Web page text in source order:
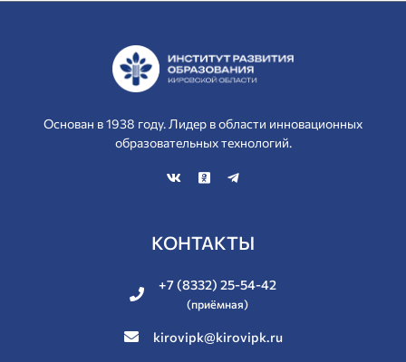
Основан в 1938 году. Лидер в области инновационных
образовательных технологий.
КОНТАКТЫ
+7 (8332) 25-54-42
(приёмная)
kirovipk@kirovipk.ru